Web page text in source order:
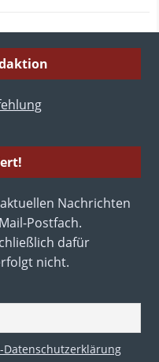
Nachrichten
Postfach.
dafür
nicht.